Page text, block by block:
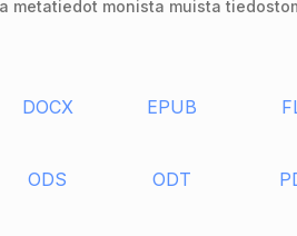
metatiedot monista muista
DOCX EPUB
ODS ODT